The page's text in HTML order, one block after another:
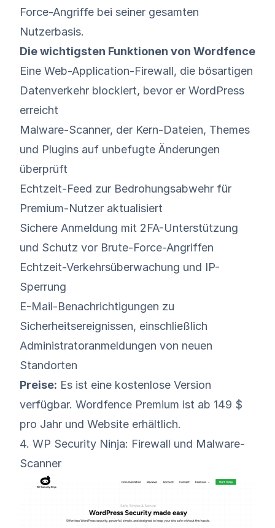
Force-Angriffe bei seiner gesamten
Nutzerbasis.
Die wichtigsten Funktionen von Wordfence
Eine Web-Application-Firewall, die bösartigen
Datenverkehr blockiert, bevor er WordPress
erreicht
Malware-Scanner, der Kern-Dateien, Themes
und Plugins auf unbefugte Änderungen
überprüft
Echtzeit-Feed zur Bedrohungsabwehr für
Premium-Nutzer aktualisiert
Sichere Anmeldung mit 2FA-Unterstützung
und Schutz vor Brute-Force-Angriffen
Echtzeit-Verkehrsüberwachung und IP-
Sperrung
E-Mail-Benachrichtigungen zu
Sicherheitsereignissen, einschließlich
Administratoranmeldungen von neuen
Standorten
Preise: Es ist eine kostenlose Version
verfügbar. Wordfence Premium ist ab 149 $
pro Jahr und Website erhältlich.
4. WP Security Ninja: Firewall und Malware-
Scanner